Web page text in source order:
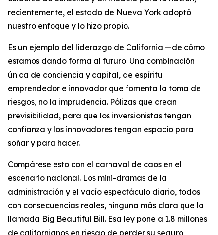
recientemente, el estado de Nueva York adoptó
nuestro enfoque y lo hizo propio.
Es un ejemplo del liderazgo de California —de cómo
estamos dando forma al futuro. Una combinación
única de conciencia y capital, de espíritu
emprendedor e innovador que fomenta la toma de
riesgos, no la imprudencia. Pólizas que crean
previsibilidad, para que los inversionistas tengan
confianza y los innovadores tengan espacio para
soñar y para hacer.
Compárese esto con el carnaval de caos en el
escenario nacional. Los mini-dramas de la
administración y el vacío espectáculo diario, todos
con consecuencias reales, ninguna más clara que la
llamada Big Beautiful Bill. Esa ley pone a 1.8 millones
de californianos en riesgo de perder su seguro